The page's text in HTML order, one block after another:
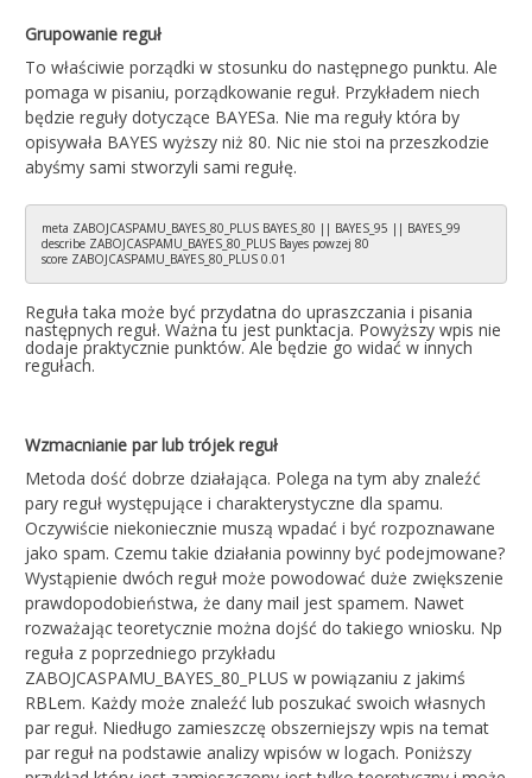
Grupowanie reguł
To właściwie porządki w stosunku do następnego punktu. Ale
pomaga w pisaniu, porządkowanie reguł. Przykładem niech
będzie reguły dotyczące BAYESa. Nie ma reguły która by
opisywała BAYES wyższy niż 80. Nic nie stoi na przeszkodzie
abyśmy sami stworzyli sami regułę.
meta ZABOJCASPAMU_BAYES_80_PLUS BAYES_80 || BAYES_95 || BAYES_99
describe ZABOJCASPAMU_BAYES_80_PLUS Bayes powzej 80
score ZABOJCASPAMU_BAYES_80_PLUS 0.01
Reguła taka może być przydatna do upraszczania i pisania
następnych reguł. Ważna tu jest punktacja. Powyższy wpis nie
dodaje praktycznie punktów. Ale będzie go widać w innych
regułach.
Wzmacnianie par lub trójek reguł
Metoda dość dobrze działająca. Polega na tym aby znaleźć
pary reguł występujące i charakterystyczne dla spamu.
Oczywiście niekoniecznie muszą wpadać i być rozpoznawane
jako spam. Czemu takie działania powinny być podejmowane?
Wystąpienie dwóch reguł może powodować duże zwiększenie
prawdopodobieństwa, że dany mail jest spamem. Nawet
rozważając teoretycznie można dojść do takiego wniosku. Np
reguła z poprzedniego przykładu
ZABOJCASPAMU_BAYES_80_PLUS w powiązaniu z jakimś
RBLem. Każdy może znaleźć lub poszukać swoich własnych
par reguł. Niedługo zamieszczę obszerniejszy wpis na temat
par reguł na podstawie analizy wpisów w logach. Poniższy